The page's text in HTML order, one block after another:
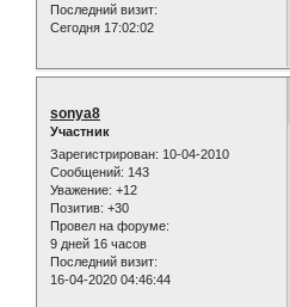
Последний визит:
Сегодня 17:02:02
sonya8
Участник
Зарегистрирован: 10-04-2010
Сообщений: 143
Уважение: +12
Позитив: +30
Провел на форуме:
9 дней 16 часов
Последний визит:
16-04-2020 04:46:44